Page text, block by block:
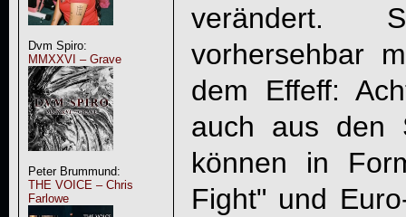
Dvm Spiro:
MMXXVI – Grave
Peter Brummund:
THE VOICE – Chris
Farlowe
verändert.
vorhersehbar
dem Effeff:
auch aus den
können in
Fight" und